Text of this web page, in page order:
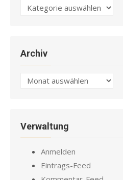
Kategorien
Archiv
Archiv
Verwaltung
Anmelden
Eintrags-Feed